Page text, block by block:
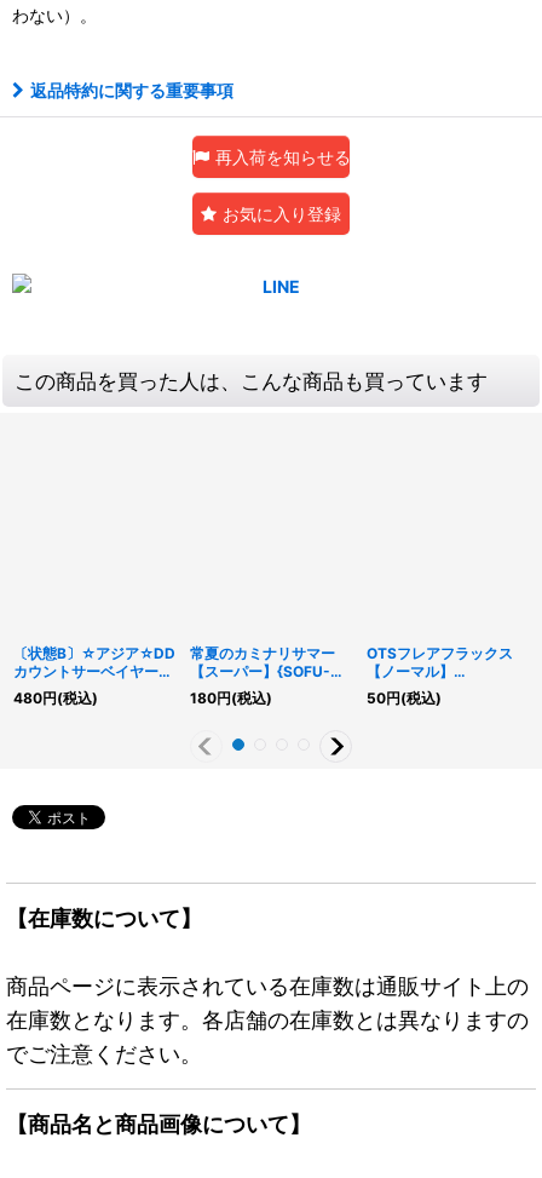
わない）。
返品特約に関する重要事項
再入荷を知らせる
お気に入り登録
この商品を買った人は、こんな商品も買っています
〔状態B〕☆アジア☆DD
カウントサーベイヤー
【シークレット】{アジ
ア25PP-JP014}《モン
480円(税込)
常夏のカミナリサマー
【スーパー】{SOFU-
JP049}《リンク》
180円(税込)
OTSフレアフラックス
【ノーマル】
{RD/KP22-JP041}
《RD魔法》
50円(税込)
【在庫数について】
商品ページに表示されている在庫数は通販サイト上の
在庫数となります。各店舗の在庫数とは異なりますの
でご注意ください。
【商品名と商品画像について】